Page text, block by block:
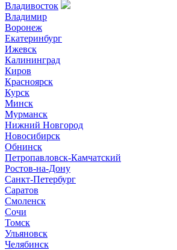
Владивосток
Владимир
Воронеж
Екатеринбург
Ижевск
Калининград
Киров
Красноярск
Курск
Минск
Мурманск
Нижний Новгород
Новосибирск
Обнинск
Петропавловск-Камчатский
Ростов-на-Дону
Санкт-Петербург
Саратов
Смоленск
Сочи
Томск
Ульяновск
Челябинск